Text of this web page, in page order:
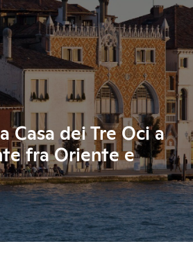
Casa dei Tre Oci a
fra Oriente e